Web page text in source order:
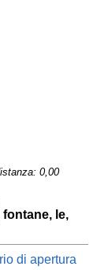
0,00
le,
di apertura